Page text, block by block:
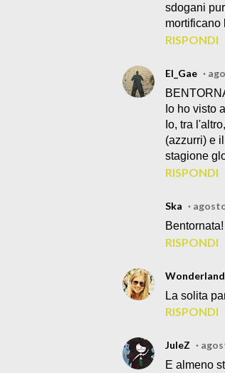
sdogani
mortificano
RISPONDI
El_Gae
Io ho visto
Io, tra
(azzurri) e
stagione
RISPONDI
Ska
Bentornata!
RISPONDI
Wonderland
La solita
RISPONDI
JuleZ
E almeno